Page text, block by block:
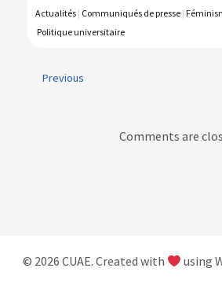
Actualités | Communiqués de presse |
Politique universitaire
Previous
Comments are
© 2026 CUAE. Created with using